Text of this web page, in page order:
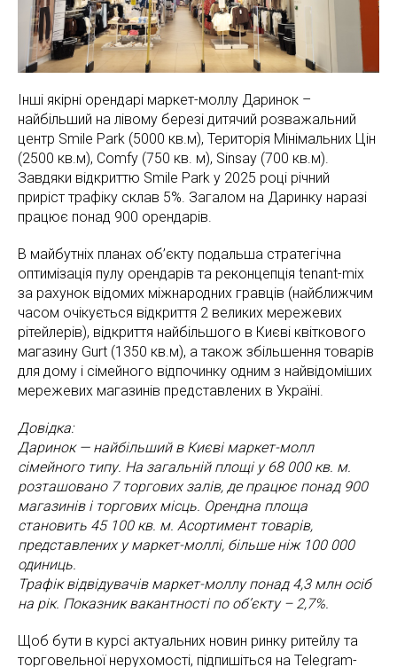
Інші якірні орендарі маркет-моллу Даринок –
найбільший на лівому березі дитячий розважальний
центр Smile Park (5000 кв.м), Територія Мінімальних Цін
(2500 кв.м), Comfy (750 кв. м), Sinsay (700 кв.м).
Завдяки відкриттю Smile Park у 2025 році річний
приріст трафіку склав 5%. Загалом на Даринку наразі
працює понад 900 орендарів.
В майбутніх планах об’єкту подальша стратегічна
оптимізація пулу орендарів та реконцепція tenant-mix
за рахунок відомих міжнародних гравців (найближчим
часом очікується відкриття 2 великих мережевих
рітейлерів), відкриття найбільшого в Києві квіткового
магазину Gurt (1350 кв.м), а також збільшення товарів
для дому і сімейного відпочинку одним з найвідоміших
мережевих магазинів представлених в Україні.
Довідка:
Даринок — найбільший в Києві маркет-молл
сімейного типу. На загальній площі у 68 000 кв. м.
розташовано 7 торгових залів, де працює понад 900
магазинів і торгових місць. Орендна площа
становить 45 100 кв. м. Асортимент товарів,
представлених у маркет-моллі, більше ніж 100 000
одиниць.
Трафік відвідувачів маркет-моллу понад 4,3 млн осіб
на рік. Показник вакантності по об’єкту – 2,7%.
Щоб бути в курсі актуальних новин ринку ритейлу та
торговельної нерухомості, підпишіться на Telegram-